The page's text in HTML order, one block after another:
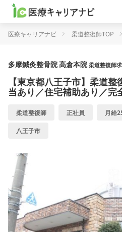
医療キャリアナビ 柔道整復師TOP
多摩鍼灸整骨院 高倉本院柔道整復師
【東京都八王子市】柔道
当あり／住宅補助あり／完
柔道整復師 正社員 月給
八王子市